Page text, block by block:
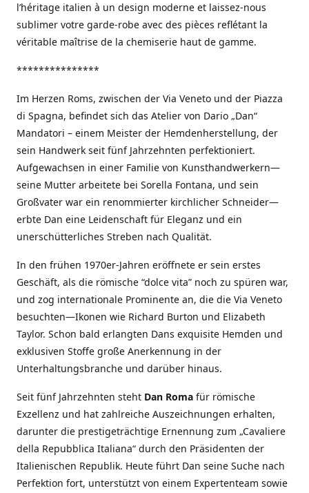
l’héritage italien à un design moderne et laissez-nous
sublimer votre garde-robe avec des pièces reflétant la
véritable maîtrise de la chemiserie haut de gamme.
***************
Im Herzen Roms, zwischen der Via Veneto und der Piazza
di Spagna, befindet sich das Atelier von Dario „Dan“
Mandatori – einem Meister der Hemdenherstellung, der
sein Handwerk seit fünf Jahrzehnten perfektioniert.
Aufgewachsen in einer Familie von Kunsthandwerkern—
seine Mutter arbeitete bei Sorella Fontana, und sein
Großvater war ein renommierter kirchlicher Schneider—
erbte Dan eine Leidenschaft für Eleganz und ein
unerschütterliches Streben nach Qualität.
In den frühen 1970er-Jahren eröffnete er sein erstes
Geschäft, als die römische “dolce vita” noch zu spüren war,
und zog internationale Prominente an, die die Via Veneto
besuchten—Ikonen wie Richard Burton und Elizabeth
Taylor. Schon bald erlangten Dans exquisite Hemden und
exklusiven Stoffe große Anerkennung in der
Unterhaltungsbranche und darüber hinaus.
Seit fünf Jahrzehnten steht Dan Roma für römische
Exzellenz und hat zahlreiche Auszeichnungen erhalten,
darunter die prestigeträchtige Ernennung zum „Cavaliere
della Repubblica Italiana“ durch den Präsidenten der
Italienischen Republik. Heute führt Dan seine Suche nach
Perfektion fort, unterstützt von einem Expertenteam sowie